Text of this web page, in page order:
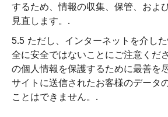
するため、情報の収集、保管、およ
見直します。.
5.5 ただし、インターネットを介し
全に安全ではないことにご注意くだ
の個人情報を保護するために最善を
サイトに送信されたお客様のデータ
ことはできません。.